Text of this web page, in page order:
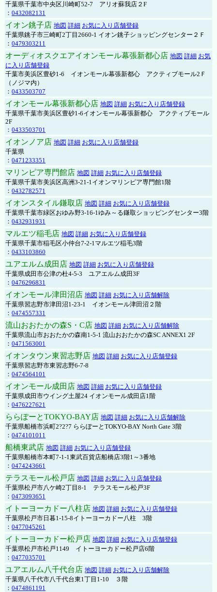
千葉県千葉市中央区川崎町52-7 アリオ蘇我店２F
： 0432082131
イオン銚子店 地図 詳細 お気に入り店舗登録
千葉県銚子市三崎町2丁目2660-1 イオン銚子ショッピングセンター２Ｆ
： 0479303211
オーディオスクエアイオンモール幕張新都心店 地図 詳細 お気
に入り店舗登録
千葉市美浜区豊砂1-6 イオンモール幕張新都心 アクティブモール2Ｆ
（ノジマ内）
： 0433503707
イオンモール幕張新都心店 地図 詳細 お気に入り店舗登録
千葉県千葉市美浜区豊砂1-6イオンモール幕張新都心 アクティブモール
2F
： 0433503701
イオンノア店 地図 詳細 お気に入り店舗登録
千葉県
： 0471233351
マリンピア専門館店 地図 詳細 お気に入り店舗登録
千葉県千葉市美浜区高洲3-21-1イオンマリンピア専門館1階
： 0432782571
イオンスタイル鎌取店 地図 詳細 お気に入り店舗登録
千葉県千葉市緑区おゆみ野3-16-1ゆみ～る鎌取ショッピングセンター3階
： 0432931931
マルエツ稲毛店 地図 詳細 お気に入り店舗登録
千葉県千葉市稲毛区小仲台7-2-1マルエツ稲毛3階
： 0433103860
ユアエルム成田店 地図 詳細 お気に入り店舗登録
千葉県成田市公津の杜4-5-3 ユアエルム成田3F
： 0476296831
イオンモール津田沼店 地図 詳細 お気に入り店舗解除
千葉県習志野市津田沼1-23-1 イオンモール津田沼２階
： 0474557331
流山おおたかの森S・C店 地図 詳細 お気に入り店舗解除
千葉県流山市おおたかの森南1-5-1 流山おおたかの森SC ANNEX1 2F
： 0471563001
イオンタウン東習志野店 地図 詳細 お気に入り店舗登録
千葉県習志野市東習志野6-7-8
： 0474564101
イオンモール成田店 地図 詳細 お気に入り店舗登録
千葉県成田市ウイング土屋24 イオンモール成田店1階
： 0476227621
ららぽーとTOKYO-BAY店 地図 詳細 お気に入り店舗解除
千葉県船橋市浜町2?2?7 ららぽーとTOKYO-BAY North Gate 3階
： 0474101011
船橋東武店 地図 詳細 お気に入り店舗登録
千葉県船橋市本町7-1-1東武百貨店船橋店3階1～3番地
： 0474243661
テラスモール松戸店 地図 詳細 お気に入り店舗登録
千葉県松戸市八ケ崎2丁目8-1 テラスモール松戸3F
： 0473093651
イトーヨーカドー八柱店 地図 詳細 お気に入り店舗登録
千葉県松戸市日暮1-15-8イトーヨーカドー八柱 3階
： 0477045261
イトーヨーカドー松戸店 地図 詳細 お気に入り店舗登録
千葉県松戸市松戸1149 イトーヨーカドー松戸店6階
： 0477035701
ユアエルム八千代台店 地図 詳細 お気に入り店舗解除
千葉県八千代市八千代台東1丁目1-10 ３階
： 0474861191